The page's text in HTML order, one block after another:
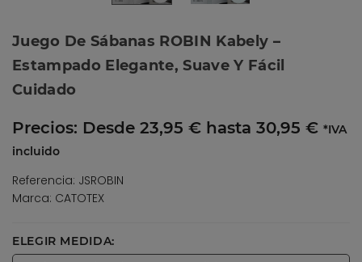
Juego De Sábanas ROBIN Kabely –
Estampado Elegante, Suave Y Fácil
Cuidado
Precios: Desde 23,95 € hasta 30,95 € *IVA
incluido
Referencia: JSROBIN
Marca: CATOTEX
ELEGIR MEDIDA: